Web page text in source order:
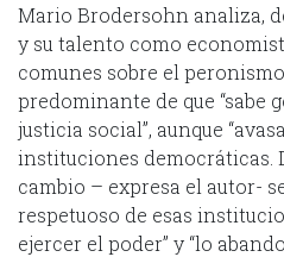
Mario Brodersohn analiza,
y su talento como
comunes sobre el
predominante de que “sabe
justicia social”, aunque
instituciones democráticas.
cambio – expresa el autor-
respetuoso de esas
ejercer el poder” y “lo